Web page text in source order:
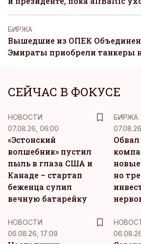
БИРЖА
Вышедшие из ОПЕК
Эмираты приобрели танкеры
СЕЙЧАС В ФОКУСЕ
НОВОСТИ
07.08.26, 06:00
«Эстонский
волшебник» пустил
пыль в глаза США и
Канаде – стартап
беженца сулил
вечную батарейку
БИРЖА
но
НОВОСТИ
06.08.26, 17:09